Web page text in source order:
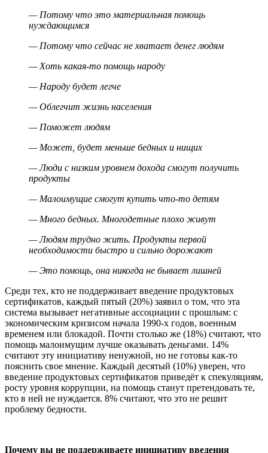
— Потому что это материальная помощь
нуждающимся
— Потому что сейчас не хватает денег людям
— Хоть какая-то помощь народу
— Народу будет легче
— Облегчит жизнь населения
— Поможет людям
— Может, будет меньше бедных и нищих
— Люди с низким уровнем дохода смогут получить
продукты
— Малоимущие смогут купить что-то детям
— Много бедных. Многодетные плохо живут
— Людям трудно жить. Продукты первой
необходимости быстро и сильно дорожают
— Это помощь, она никогда не бывает лишней
Среди тех, кто не поддерживает введение продуктовых
сертификатов, каждый пятый (20%) заявил о том, что эта
система вызывает негативные ассоциации с прошлым: с
экономическим кризисом начала 1990-х годов, военным
временем или блокадой. Почти столько же (18%) считают, что
помощь малоимущим лучше оказывать деньгами. 14%
считают эту инициативу ненужной, но не готовы как-то
пояснить свое мнение. Каждый десятый (10%) уверен, что
введение продуктовых сертификатов приведёт к спекуляциям,
росту уровня коррупции, на помощь станут претендовать те,
кто в ней не нуждается. 8% считают, что это не решит
проблему бедности.
Почему вы не поддерживаете инициативу введения